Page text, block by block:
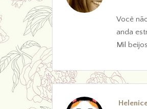
Você
anda
Mil beijos